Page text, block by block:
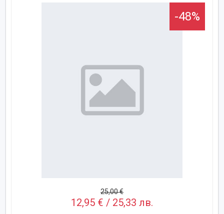
-48%
25,00 €
12,95 € / 25,33 лв.